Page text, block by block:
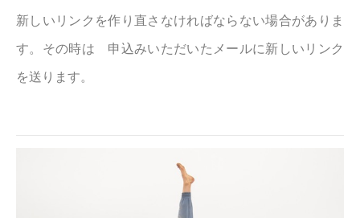
新しいリンクを作り直さなければならない場合がありま
す。その時は 申込みいただいたメールに新しいリンク
を送ります。